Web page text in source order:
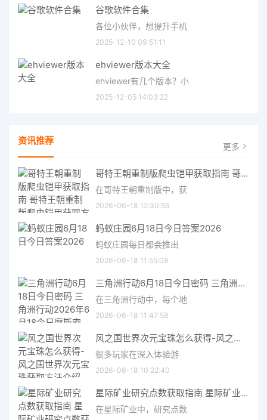
谷歌软件合集
各位小伙伴，想提升手机
2025-12-10 09:51:11
ehviewer版本大全
ehviewer有几个版本？小
2025-12-05 14:03:22
资讯推荐 更多
哥特王朝重制版爬虫铠甲获取指南 哥特王朝重制版爬虫铠甲获取方法
在哥特王朝重制版中，获
2026-06-18 12:30:56
蚂蚁庄园6月18日今日答案2026
蚂蚁庄园每日都会推出
2026-06-18 11:55:08
三角洲行动6月18日今日密码 三角洲行动2026年6月18今日摩斯密码分享
在三角洲行动中，每个地
2026-06-18 11:47:58
风之国世界次元宝珠怎么获得-风之国世界次元宝珠获取方法介绍
很多玩家在深入体验游
2026-06-18 10:22:40
星际矿业研究点数获取指南 星际矿业研究点数获取方法
在星际矿业中，研究点数